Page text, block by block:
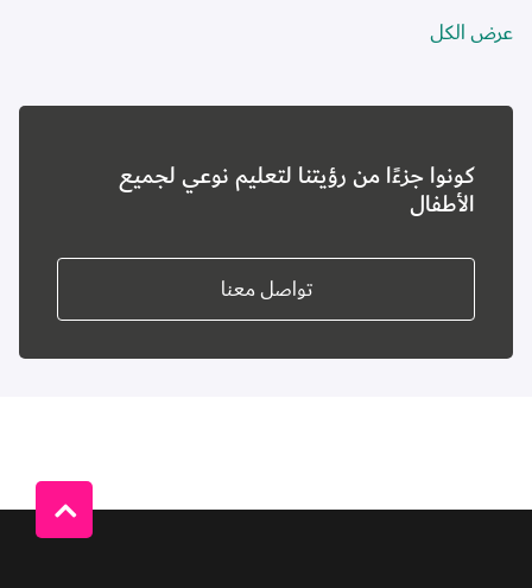
عرض الكل
كونوا جزءًا من رؤيتنا لتعليم نوعي لجميع
الأطفال
تواصل معنا